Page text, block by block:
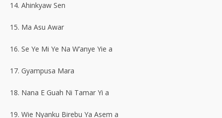
14. Ahinkyaw Sen
15. Ma Asu Awar
16. Se Ye Mi Ye Na W’anye Yie a
17. Gyampusa Mara
18. Nana E Guah Ni Tamar Yi a
19. Wie Nyanku Birebu Ya Asem a